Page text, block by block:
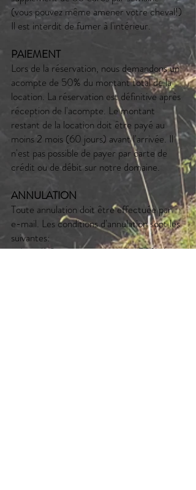
(vous pouvez même amener votre cheval!)
Il est interdit de fumer à l'intérieur.
PAIEMENT
Lors de la réservation, nous demandons un
acompte de 50% du montant total de la
location. La réservation est définitive après
réception de l'acompte. Le montant
restant de la location doit être payé au
moins 2 mois (60 jours) avant l'arrivée. Il
n'est pas possible de payer par carte de
crédit ou de débit sur notre domaine.
ANNULATION
Toute annulation doit être effectuée par
e-mail. Les conditions d'annulation sont les
suivantes:
- Jusqu'à 2 mois avant l'arrivée: 50% du